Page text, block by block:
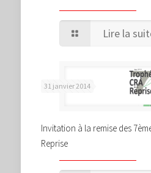
Lire la
31 janvier 2014
Invitation à la remise des
Reprise